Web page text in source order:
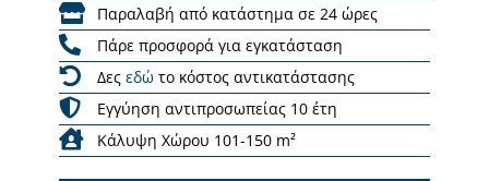
Παραλαβή από κατάστημα σε 24 ώρες
Πάρε προσφορά για εγκατάσταση
Δες εδώ το κόστος αντικατάστασης
Εγγύηση αντιπροσωπείας 10 έτη
Κάλυψη Χώρου 101-150 m²